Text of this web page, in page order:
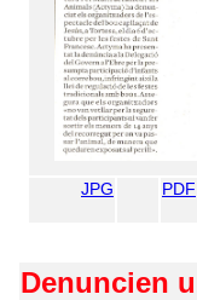
JPG PDF
Denuncien